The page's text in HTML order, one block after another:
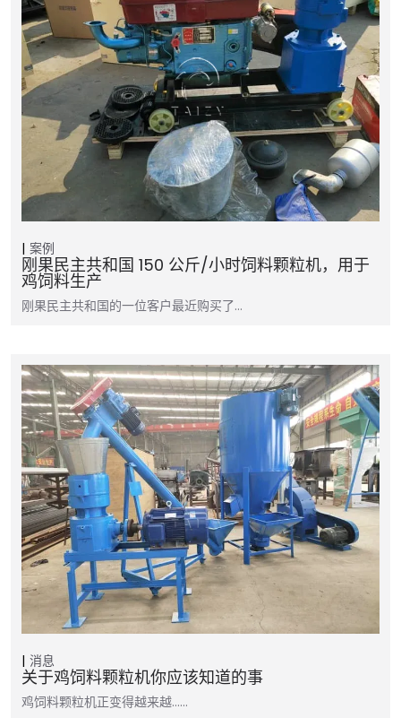
案例
刚果民主共和国 150 公斤/小时饲料颗粒机，用于
鸡饲料生产
刚果民主共和国的一位客户最近购买了…
消息
关于鸡饲料颗粒机你应该知道的事
鸡饲料颗粒机正变得越来越……